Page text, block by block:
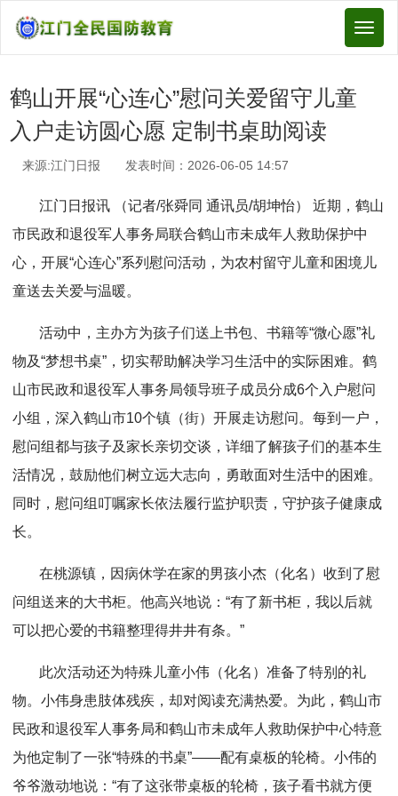
鹤山开展“心连心”慰问关爱留守儿童
入户走访圆心愿 定制书桌助阅读
来源:江门日报 发表时间：2026-06-05 14:57
江门日报讯 （记者/张舜同 通讯员/胡坤怡） 近期，鹤山
市民政和退役军人事务局联合鹤山市未成年人救助保护中
心，开展“心连心”系列慰问活动，为农村留守儿童和困境儿
童送去关爱与温暖。
活动中，主办方为孩子们送上书包、书籍等“微心愿”礼
物及“梦想书桌”，切实帮助解决学习生活中的实际困难。鹤
山市民政和退役军人事务局领导班子成员分成6个入户慰问
小组，深入鹤山市10个镇（街）开展走访慰问。每到一户，
慰问组都与孩子及家长亲切交谈，详细了解孩子们的基本生
活情况，鼓励他们树立远大志向，勇敢面对生活中的困难。
同时，慰问组叮嘱家长依法履行监护职责，守护孩子健康成
长。
在桃源镇，因病休学在家的男孩小杰（化名）收到了慰
问组送来的大书柜。他高兴地说：“有了新书柜，我以后就
可以把心爱的书籍整理得井井有条。”
此次活动还为特殊儿童小伟（化名）准备了特别的礼
物。小伟身患肢体残疾，却对阅读充满热爱。为此，鹤山市
民政和退役军人事务局和鹤山市未成年人救助保护中心特意
为他定制了一张“特殊的书桌”——配有桌板的轮椅。小伟的
爷爷激动地说：“有了这张带桌板的轮椅，孩子看书就方便